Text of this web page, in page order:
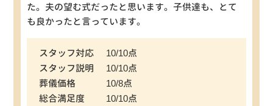
た。夫の望む式だったと思います。子供達も、とて
も良かったと言っています。
スタッフ対応
10/10点
スタッフ説明
10/10点
葬儀価格
10/8点
総合満足度
10/10点